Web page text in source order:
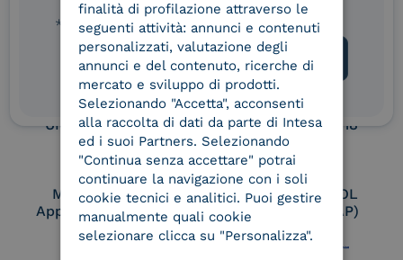
UNI EN ISO 9001 UNI EN ISO 27001
UNI EN ISO 27017 UNI EN ISO 27018
Membro Adobe
Approved Trust List
Certified PEPPOL
Access Point (AP)
* campo obbligatorio
finalità di profilazione attraverso le
seguenti attività: annunci e contenuti
personalizzati, valutazione degli
annunci e del contenuto, ricerche di
mercato e sviluppo di prodotti.
Selezionando "Accetta", acconsenti
alla raccolta di dati da parte di Intesa
ed i suoi Partners. Selezionando
"Continua senza accettare" potrai
continuare la navigazione con i soli
cookie tecnici e analitici. Puoi gestire
manualmente quali cookie
selezionare clicca su "Personalizza".